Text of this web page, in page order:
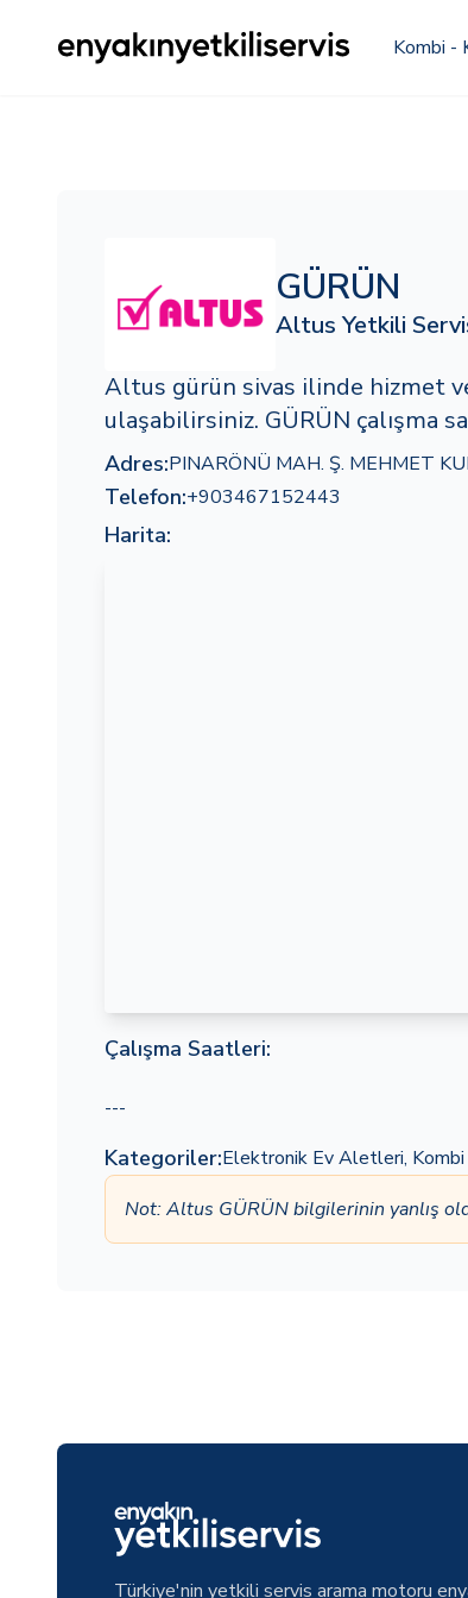
Kombi -
GÜRÜN
Altus Yetkili
Altus gürün sivas ilinde hizmet
ulaşabilirsiniz. GÜRÜN çalışma
Adres:PINARÖNÜ MAH. Ş. MEHMET
Telefon:+903467152443
Harita:
Çalışma Saatleri:
---
Kategoriler:Elektronik Ev Aletleri,
Not: Altus GÜRÜN bilgilerinin yanlış
Türkiye'nin yetkili servis arama motoru